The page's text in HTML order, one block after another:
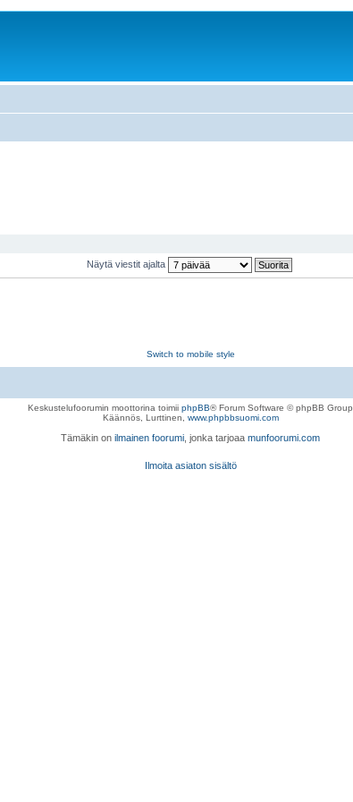
Näytä viestit ajalta
Switch to mobile style
Keskustelufoorumin moottorina toimii phpBB® Forum Software © phpBB Group
Käännös, Lurttinen, www.phpbbsuomi.com
Tämäkin on ilmainen foorumi , jonka tarjoaa munfoorumi.com
Ilmoita asiaton sisältö